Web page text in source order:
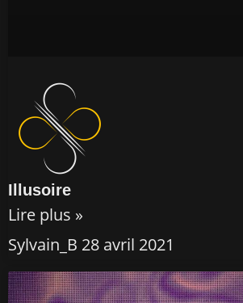
Illusoire
Lire plus »
Sylvain_B 28 avril 2021